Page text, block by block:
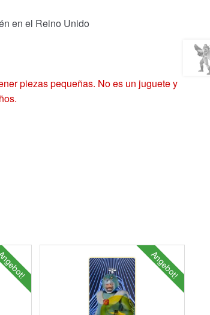
en el Reino Unido
piezas pequeñas. No es un juguete y
Angebot!